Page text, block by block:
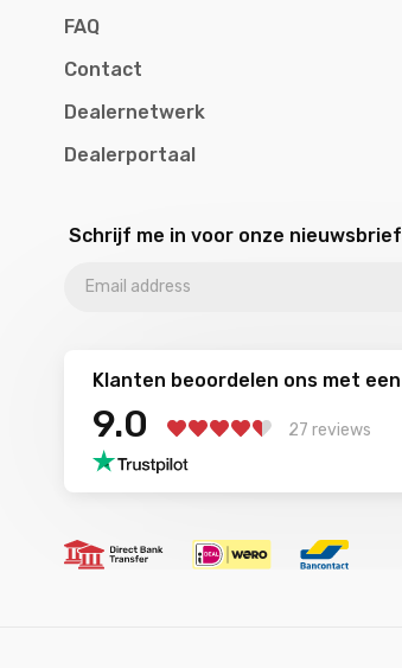
FAQ
Contact
Dealernetwerk
Dealerportaal
Schrijf me in voor onze nieuwsbrief
Klanten beoordelen ons met een
9.0
27 reviews